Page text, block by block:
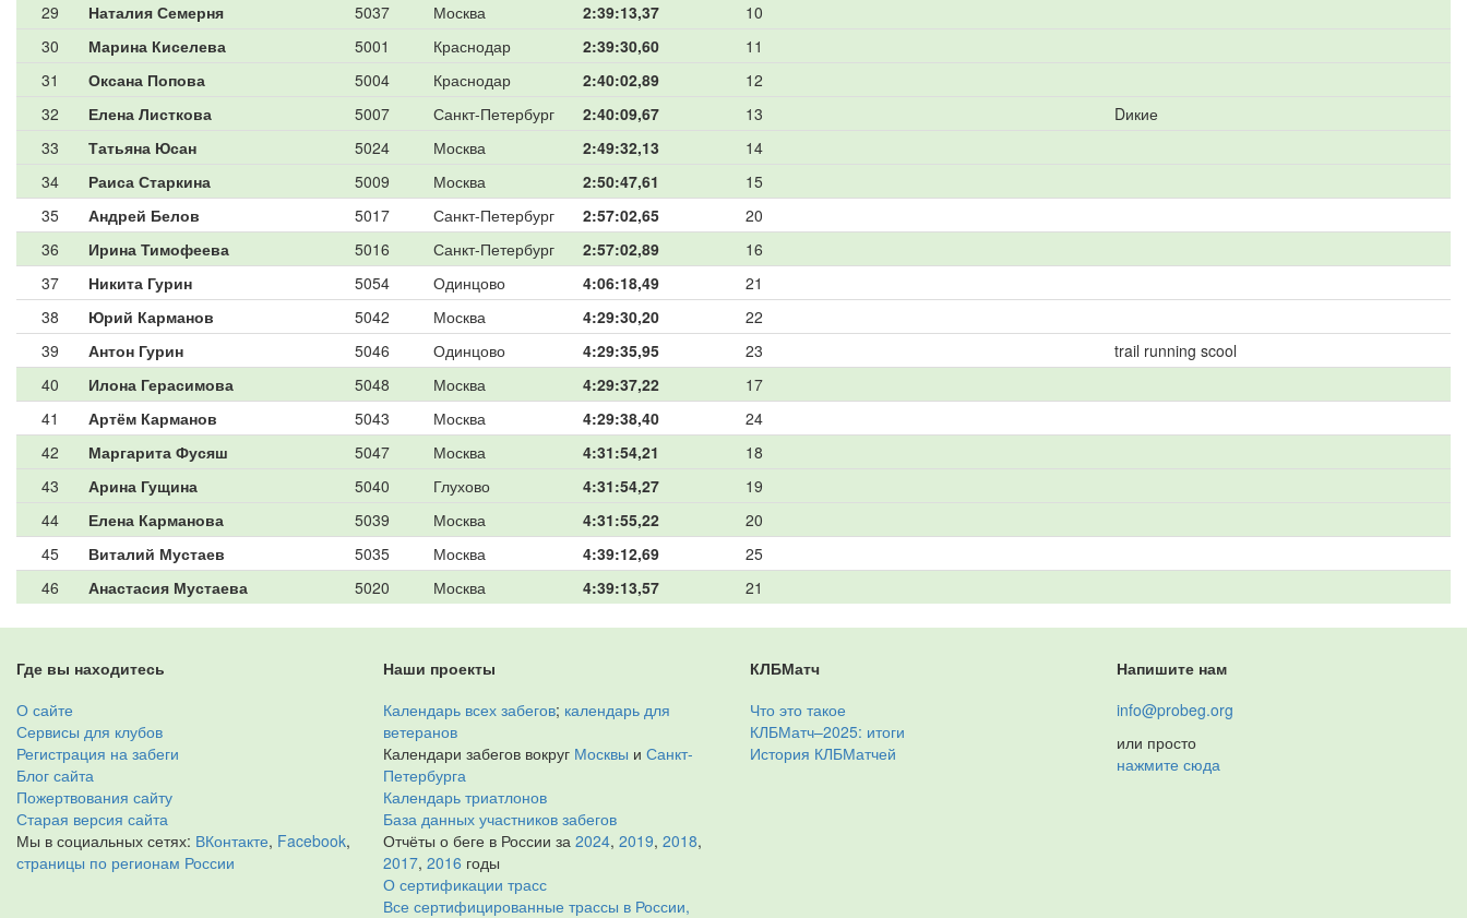
29
Наталия Семерня 5037 Москва 2:39:13,37
10
30
Марина Киселева 5001 Краснодар 2:39:30,60
11
31
Оксана Попова 5004 Краснодар 2:40:02,89
12
32
Елена Листкова 5007 Санкт-Петербург 2:40:09,67 13
Dикие
33
Татьяна Юсан 5024 Москва 2:49:32,13
14
34
Раиса Старкина 5009 Москва 2:50:47,61
15
35
Андрей Белов 5017 Санкт-Петербург 2:57:02,65
20
36
Ирина Тимофеева 5016 Санкт-Петербург 2:57:02,89
16
37
Никита Гурин 5054 Одинцово 4:06:18,49
21
38
Юрий Карманов 5042 Москва 4:29:30,20
22
39
Антон Гурин 5046 Одинцово 4:29:35,95 23
trail running scool
40
Илона Герасимова 5048 Москва 4:29:37,22
17
41
Артём Карманов 5043 Москва 4:29:38,40
24
42
Маргарита Фусяш 5047 Москва 4:31:54,21
18
43
Арина Гущина 5040 Глухово 4:31:54,27
19
44
Елена Карманова 5039 Москва 4:31:55,22
20
45
Виталий Мустаев 5035 Москва 4:39:12,69
25
46
Анастасия Мустаева 5020 Москва 4:39:13,57 21
Где вы находитесь
О сайте
Сервисы для клубов
Регистрация на забеги
Блог сайта
Пожертвования сайту
Старая версия сайта
Мы в социальных сетях: ВКонтакте, Facebook,
страницы по регионам России
Наши проекты
Календарь всех забегов; календарь для
ветеранов
Календари забегов вокруг Москвы и Санкт-
Петербурга
Календарь триатлонов
База данных участников забегов
Отчёты о беге в России за 2024, 2019, 2018,
2017, 2016 годы
О сертификации трасс
Все сертифицированные трассы в России,
КЛБМатч
Что это такое
КЛБМатч–2025: итоги
История КЛБМатчей
Напишите нам
info@probeg.org
или просто
нажмите сюда